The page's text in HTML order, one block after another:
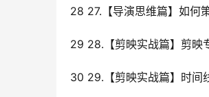
28 27.【导演思维篇】如何
29 28.【剪映实战篇】剪映
30 29.【剪映实战篇】时间